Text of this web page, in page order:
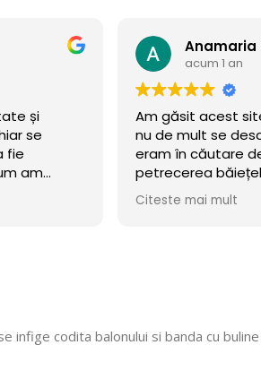
acum 1 an
Am găsit acest site
nu de mult se
eram în căutare de
petrecerea băiețelului
incercat norocul și a
Baloanele sunt chiar wow
Citeste mai mult
codita balonului si banda cu buline